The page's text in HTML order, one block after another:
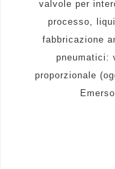
valvole per
processo,
fabbricazione
pneumatici:
proporzionale